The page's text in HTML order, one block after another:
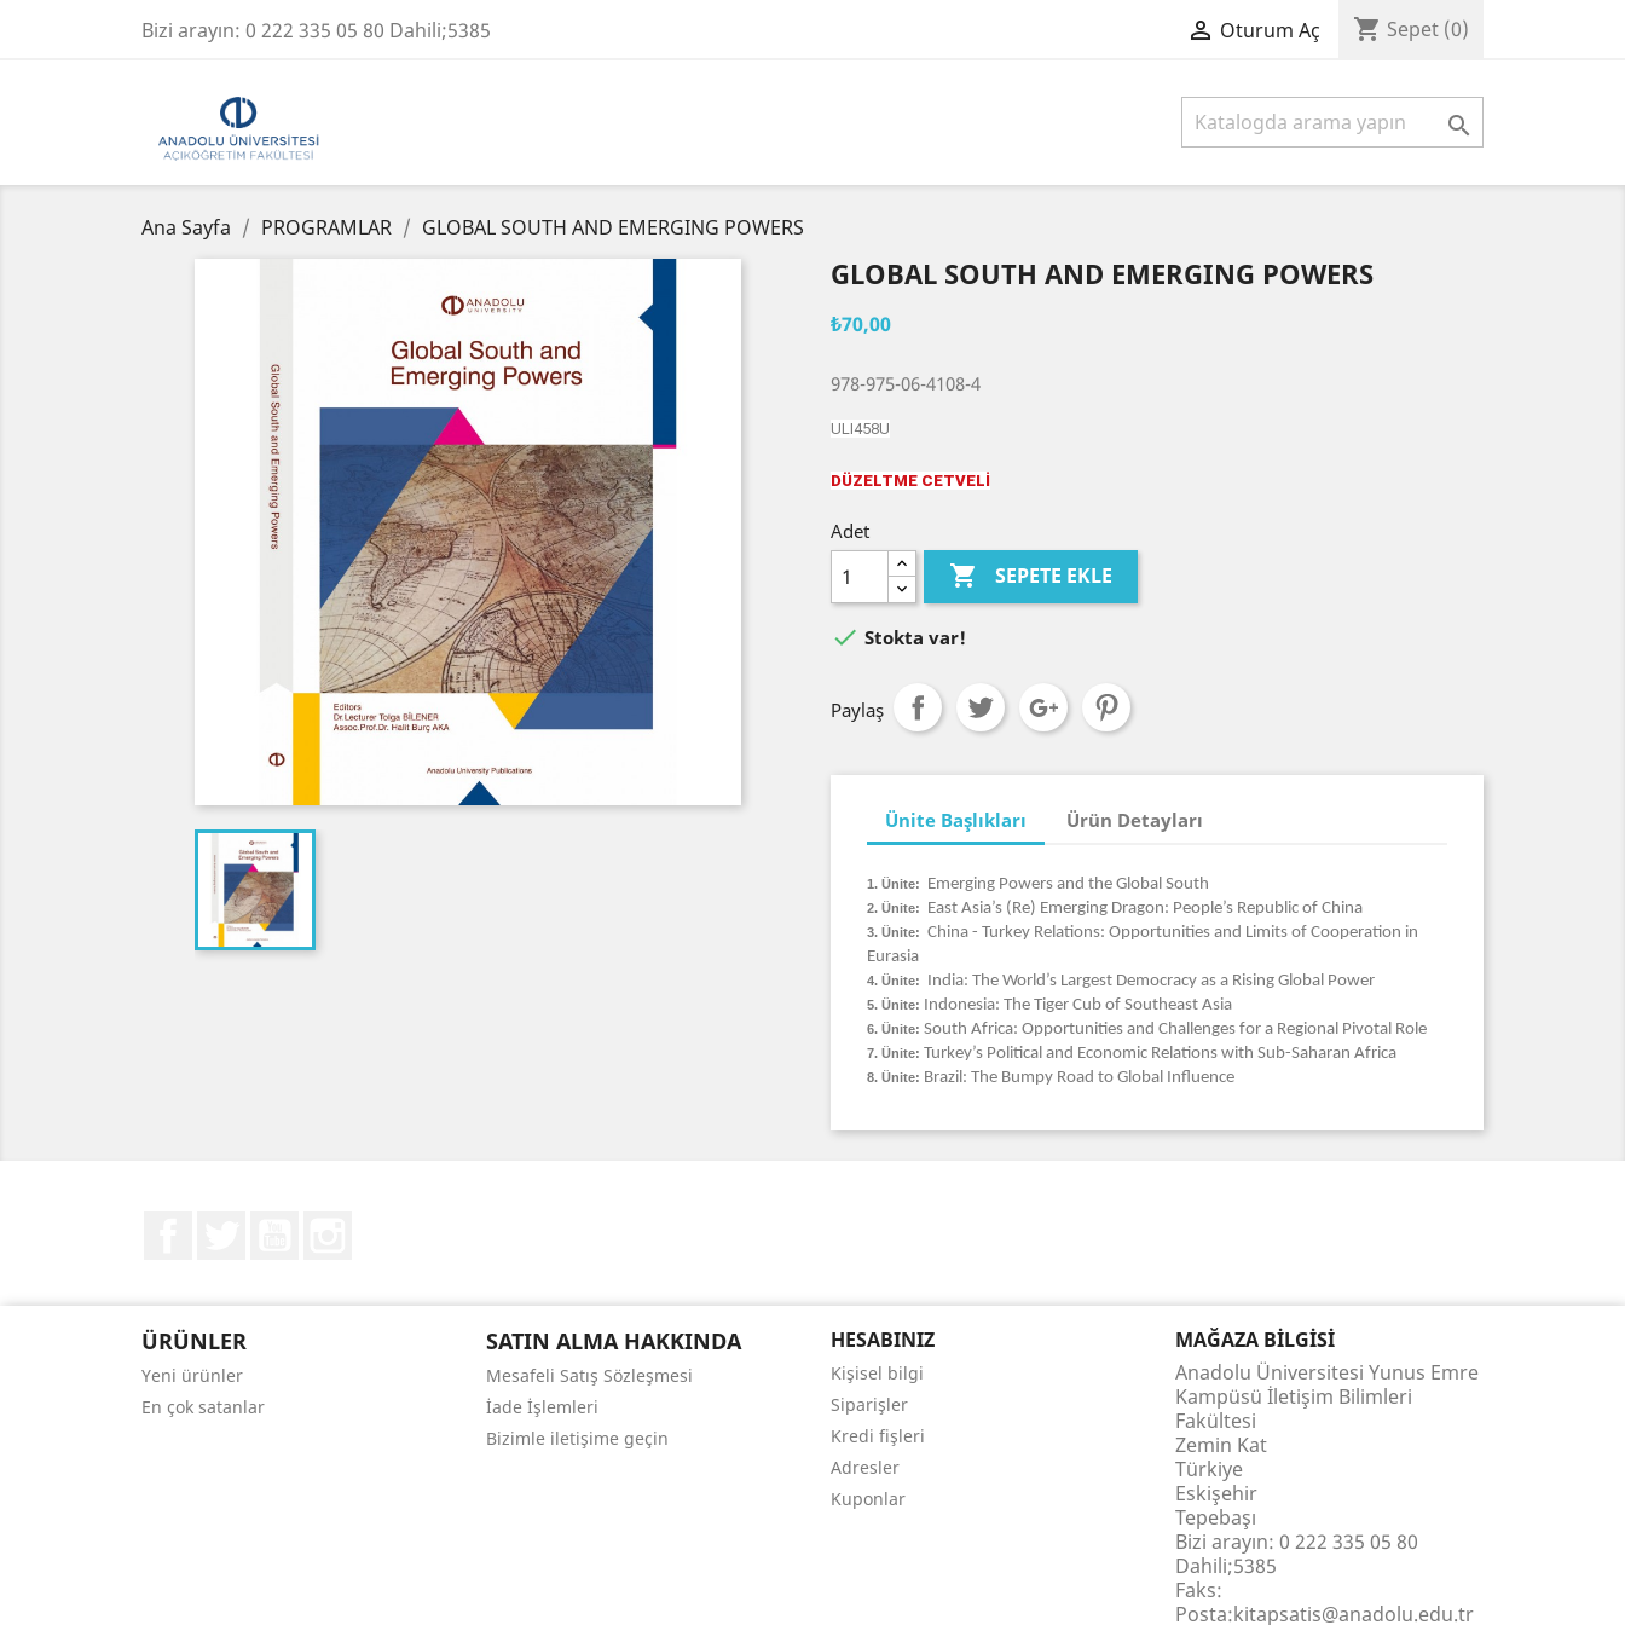
Bizi arayın: 0 222 335 05 80 Dahili;5385  Oturum Aç shopping_cart Sepet (0)

Ana Sayfa PROGRAMLAR GLOBAL SOUTH AND EMERGING POWERS
GLOBAL SOUTH AND EMERGING POWERS
₺70,00
978-975-06-4108-4
ULI458U
DÜZELTME CETVELİ
Adet
 SEPETE EKLE
 Stokta var!
Paylaş
Ünite Başlıkları Ürün Detayları
1. Ünite: Emerging Powers and the Global South
2. Ünite: East Asia’s (Re) Emerging Dragon: People’s Republic of China
3. Ünite: China - Turkey Relations: Opportunities and Limits of Cooperation in
Eurasia
4. Ünite: India: The World’s Largest Democracy as a Rising Global Power
5. Ünite: Indonesia: The Tiger Cub of Southeast Asia
6. Ünite: South Africa: Opportunities and Challenges for a Regional Pivotal Role
7. Ünite: Turkey’s Political and Economic Relations with Sub-Saharan Africa
8. Ünite: Brazil: The Bumpy Road to Global Influence
ÜRÜNLER
Yeni ürünler
En çok satanlar
SATIN ALMA HAKKINDA
Mesafeli Satış Sözleşmesi
İade İşlemleri
Bizimle iletişime geçin
HESABINIZ
Kişisel bilgi
Siparişler
Kredi fişleri
Adresler
Kuponlar
MAĞAZA BILGISI
Anadolu Üniversitesi Yunus Emre
Kampüsü İletişim Bilimleri
Fakültesi
Zemin Kat
Türkiye
Eskişehir
Tepebaşı
Bizi arayın: 0 222 335 05 80
Dahili;5385
Faks:
Posta:kitapsatis@anadolu.edu.tr